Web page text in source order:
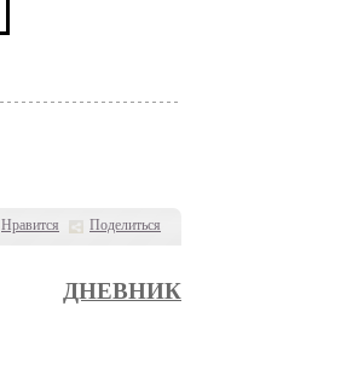
Нравится Поделиться
ДНЕВНИК